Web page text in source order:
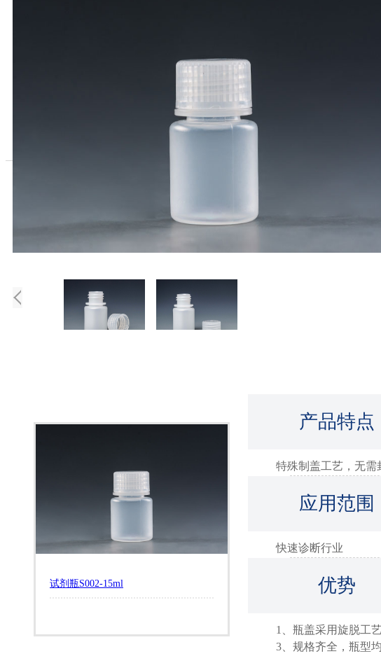
试剂瓶S002-15ml
产品特点
特殊制盖工艺，无需
应用范围
快速诊断行业
优势
1、瓶盖采用旋脱工
3、规格齐全，瓶型